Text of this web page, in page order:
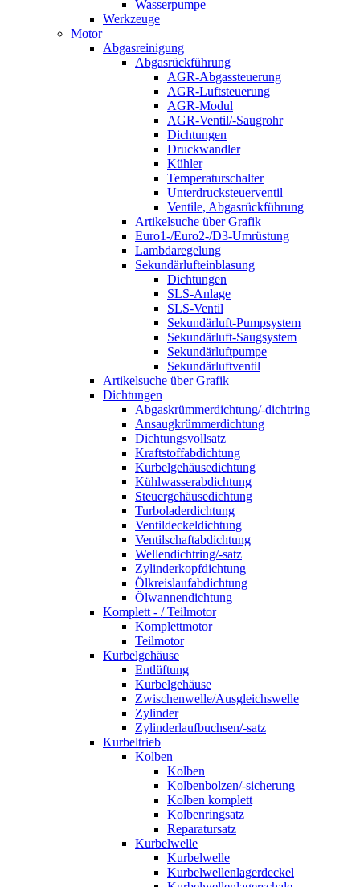
Wasserpumpe
Werkzeuge
Motor
Abgasreinigung
Abgasrückführung
AGR-Abgassteuerung
AGR-Luftsteuerung
AGR-Modul
AGR-Ventil/-Saugrohr
Dichtungen
Druckwandler
Kühler
Temperaturschalter
Unterdrucksteuerventil
Ventile, Abgasrückführung
Artikelsuche über Grafik
Euro1-/Euro2-/D3-Umrüstung
Lambdaregelung
Sekundärlufteinblasung
Dichtungen
SLS-Anlage
SLS-Ventil
Sekundärluft-Pumpsystem
Sekundärluft-Saugsystem
Sekundärluftpumpe
Sekundärluftventil
Artikelsuche über Grafik
Dichtungen
Abgaskrümmerdichtung/-dichtring
Ansaugkrümmerdichtung
Dichtungsvollsatz
Kraftstoffabdichtung
Kurbelgehäusedichtung
Kühlwasserabdichtung
Steuergehäusedichtung
Turboladerdichtung
Ventildeckeldichtung
Ventilschaftabdichtung
Wellendichtring/-satz
Zylinderkopfdichtung
Ölkreislaufabdichtung
Ölwannendichtung
Komplett - / Teilmotor
Komplettmotor
Teilmotor
Kurbelgehäuse
Entlüftung
Kurbelgehäuse
Zwischenwelle/Ausgleichswelle
Zylinder
Zylinderlaufbuchsen/-satz
Kurbeltrieb
Kolben
Kolben
Kolbenbolzen/-sicherung
Kolben komplett
Kolbenringsatz
Reparatursatz
Kurbelwelle
Kurbelwelle
Kurbelwellenlagerdeckel